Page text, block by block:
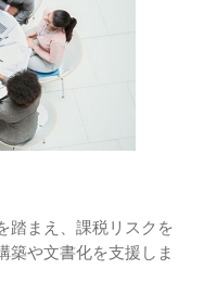
踏まえ、課税リスクを
築や文書化を支援しま